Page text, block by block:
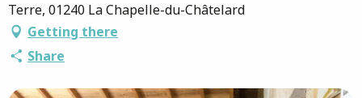
Terre, 01240 La Chapelle-du-Châtelard
Getting there
Share